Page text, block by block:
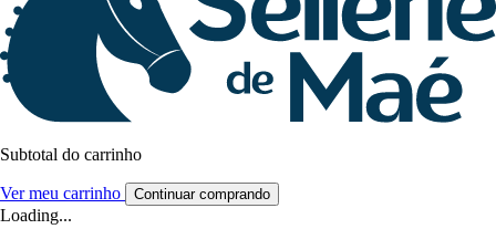
Subtotal do carrinho
Ver meu carrinho Continuar comprando
Loading...